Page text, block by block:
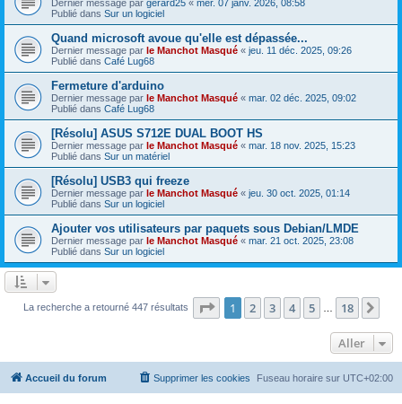
Dernier message par gerard25 « mer. 07 janv. 2026, 08:58
Publié dans Sur un logiciel
Quand microsoft avoue qu'elle est dépassée...
Dernier message par le Manchot Masqué « jeu. 11 déc. 2025, 09:26
Publié dans Café Lug68
Fermeture d'arduino
Dernier message par le Manchot Masqué « mar. 02 déc. 2025, 09:02
Publié dans Café Lug68
[Résolu] ASUS S712E DUAL BOOT HS
Dernier message par le Manchot Masqué « mar. 18 nov. 2025, 15:23
Publié dans Sur un matériel
[Résolu] USB3 qui freeze
Dernier message par le Manchot Masqué « jeu. 30 oct. 2025, 01:14
Publié dans Sur un logiciel
Ajouter vos utilisateurs par paquets sous Debian/LMDE
Dernier message par le Manchot Masqué « mar. 21 oct. 2025, 23:08
Publié dans Sur un logiciel
La recherche a retourné 447 résultats Page 1sur18
1 2 3 4 5 18
Aller
Accueil du forum Fuseau horaire sur UTC+02:00
Supprimer les cookies